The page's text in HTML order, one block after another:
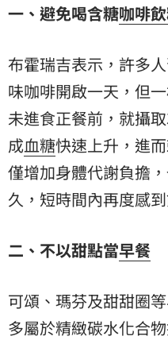
一、避免喝含糖咖啡
布霍瑞吉表示，許多
味咖啡開啟一天，但
未進食正餐前，就攝
成血糖快速上升，進
僅增加身體代謝負擔
久，短時間內再度感到
二、不以甜點當早餐
可頌、瑪芬及甜甜圈
多屬於精緻碳水化合